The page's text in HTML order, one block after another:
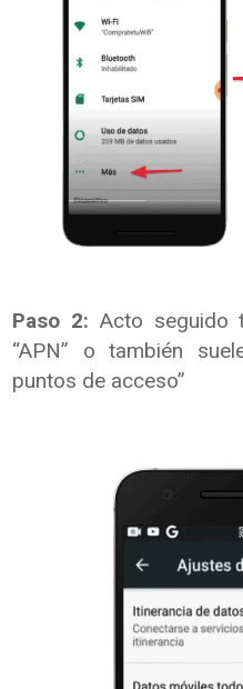
Paso 2: Acto seguido
“APN” o también
puntos de acceso”